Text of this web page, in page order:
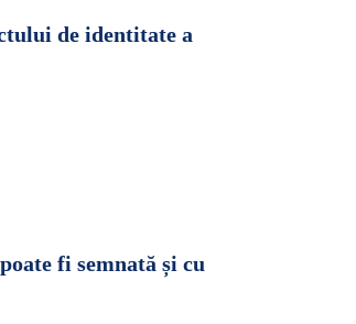
de identitate a
fi semnată și cu